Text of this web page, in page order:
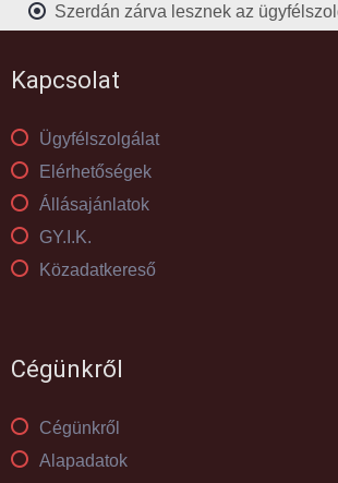
Szerdán zárva lesznek az
Kapcsolat
Ügyfélszolgálat
Elérhetőségek
Állásajánlatok
GY.I.K.
Közadatkereső
Cégünkről
Cégünkről
Alapadatok